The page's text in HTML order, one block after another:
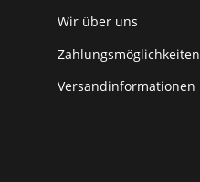
Wir über uns
Zahlungsmöglichkeiten
Versandinformationen